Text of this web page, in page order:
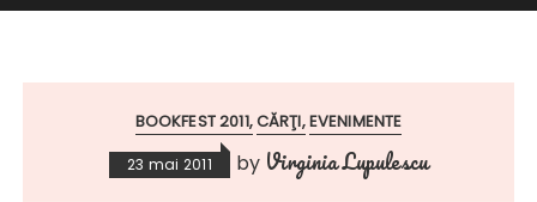
BOOKFEST 2011 CĂRŢI EVENIMENTE
23 mai 2011 by Virginia Lupulescu